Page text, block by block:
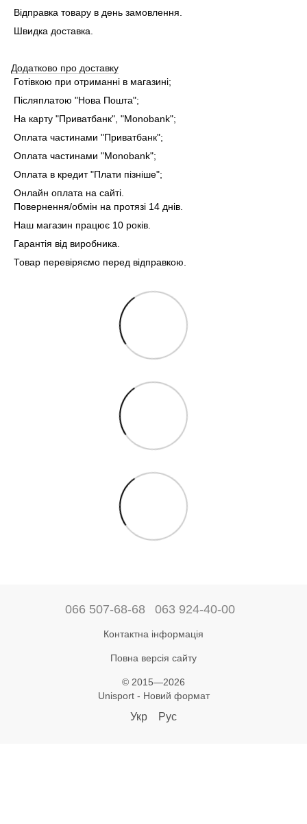
Відправка товару в день замовлення.
Швидка доставка.
Додатково про доставку
Готівкою при отриманні в магазині;
Післяплатою "Нова Пошта";
На карту "Приватбанк", "Monobank";
Оплата частинами "Приватбанк";
Оплата частинами "Monobank";
Оплата в кредит "Плати пізніше";
Онлайн оплата на сайті.
Повернення/обмін на протязі 14 днів.
Наш магазин працює 10 років.
Гарантія від виробника.
Товар перевіряємо перед відправкою.
066 507-68-68 063 924-40-00
Контактна інформація
Повна версія сайту
© 2015—2026
Unisport - Новий формат
Укр Рус